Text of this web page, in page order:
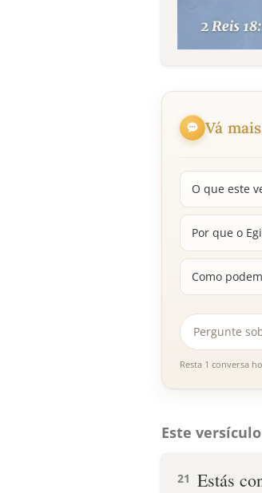
Vá
O que este
Por que o
Como
Resta 1 conversa
Este
21 Estás